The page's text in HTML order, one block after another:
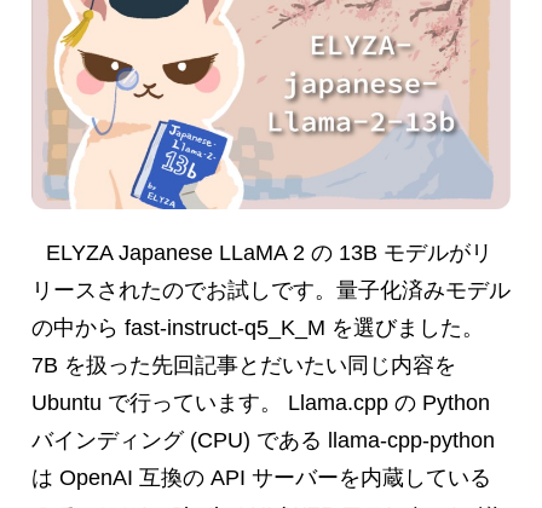
ELYZA Japanese LLaMA 2 の 13B モデルがリ
リースされたのでお試しです。量子化済みモデル
の中から fast-instruct-q5_K_M を選びました。
7B を扱った先回記事とだいたい同じ内容を
Ubuntu で行っています。 Llama.cpp の Python
バインディング (CPU) である llama-cpp-python
は OpenAI 互換の API サーバーを内蔵している